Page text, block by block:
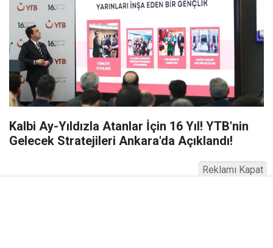
Kalbi Ay-Yıldızla Atanlar İçin 16 Yıl! YTB'nin
Gelecek Stratejileri Ankara'da Açıklandı!
Reklamı Kapat